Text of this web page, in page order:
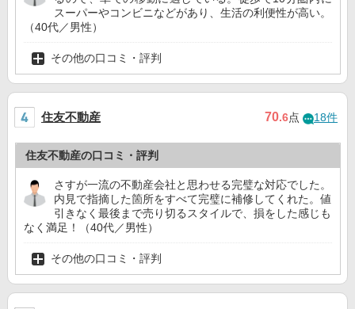
スーパーやコンビニなどがあり、生活の利便性が高い。
（40代／男性）
その他の口コミ・評判
住友不動産 70.6点 18件
住友不動産の口コミ・評判
さすが一流の不動産会社と思わせる完璧な対応でした。
内見で指摘した箇所をすべて完璧に補修してくれた。値
引きなく最後まで売り切るスタイルで、損をした感じも
なく満足！（40代／男性）
その他の口コミ・評判